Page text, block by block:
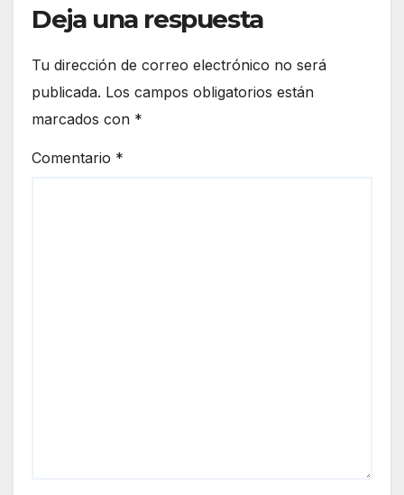
Deja una respuesta
Tu dirección de correo electrónico no será
publicada. Los campos obligatorios están
marcados con *
Comentario *